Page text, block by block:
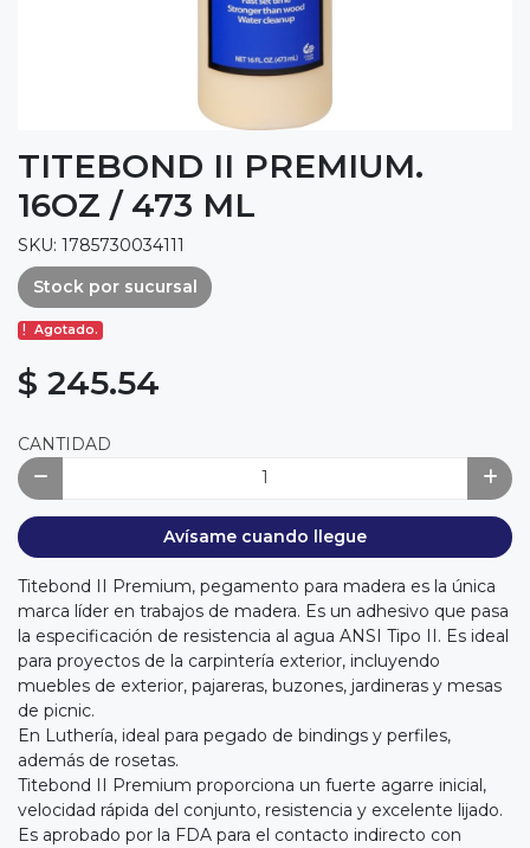
TITEBOND II PREMIUM.
16OZ / 473 ML
SKU: 1785730034111
Stock por sucursal
Agotado.
$ 245.54
CANTIDAD
Avísame cuando llegue
Titebond II Premium, pegamento para madera es la única
marca líder en trabajos de madera. Es un adhesivo que pasa
la especificación de resistencia al agua ANSI Tipo II. Es ideal
para proyectos de la carpintería exterior, incluyendo
muebles de exterior, pajareras, buzones, jardineras y mesas
de picnic.
En Luthería, ideal para pegado de bindings y perfiles,
además de rosetas.
Titebond II Premium proporciona un fuerte agarre inicial,
velocidad rápida del conjunto, resistencia y excelente lijado.
Es aprobado por la FDA para el contacto indirecto con